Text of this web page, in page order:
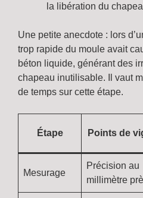
la libération du
Une petite anecdote : lors
trop rapide du moule avait
béton liquide, générant des
chapeau inutilisable. Il vaut
de temps sur cette étape.
Étape Points de
Mesurage
Précision au
millimètre